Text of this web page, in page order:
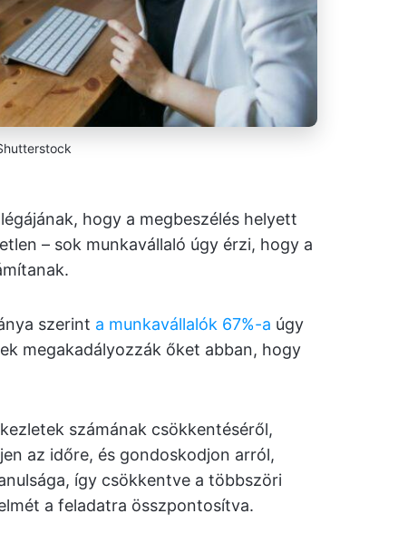
hogy a megbeszélés helyett
– sok munkavállaló úgy érzi, hogy a
szerint a munkavállalók 67%-a úgy
megakadályozzák őket abban, hogy
számának csökkentéséről,
az időre, és gondoskodjon arról,
így csökkentve a többszöri
a feladatra összpontosítva.